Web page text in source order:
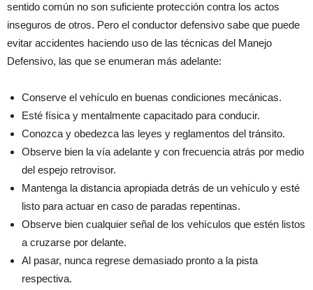
sentido común no son suficiente protección contra los actos
inseguros de otros. Pero el conductor defensivo sabe que puede
evitar accidentes haciendo uso de las técnicas del Manejo
Defensivo, las que se enumeran más adelante:
Conserve el vehículo en buenas condiciones mecánicas.
Esté física y mentalmente capacitado para conducir.
Conozca y obedezca las leyes y reglamentos del tránsito.
Observe bien la vía adelante y con frecuencia atrás por medio
del espejo retrovisor.
Mantenga la distancia apropiada detrás de un vehículo y esté
listo para actuar en caso de paradas repentinas.
Observe bien cualquier señal de los vehículos que estén listos
a cruzarse por delante.
Al pasar, nunca regrese demasiado pronto a la pista
respectiva.